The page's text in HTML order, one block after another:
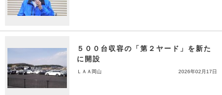
５００台収容の「第２ヤード」を新た
に開設
ＬＡＡ岡山 2026年02月17日